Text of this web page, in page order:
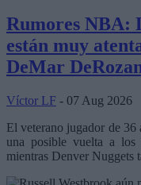
Rumores NBA:
están muy
DeMar
Víctor LF - 07 Aug 2026
El veterano jugador de 36
una posible vuelta a los
mientras Denver Nuggets